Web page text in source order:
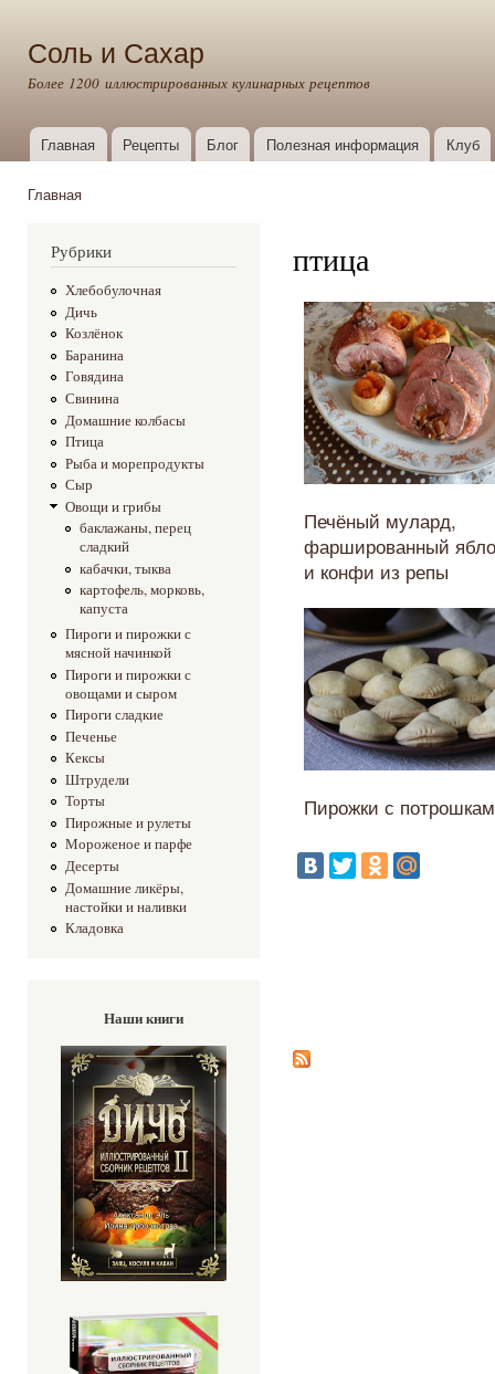
Соль и Сахар
Более 1200 иллюстрированных кулинарных рецептов
Главное меню
Главная Рецепты Блог Полезная информация Клуб
Главная
Рубрики
Хлебобулочная
Дичь
Козлёнок
Баранина
Говядина
Свинина
Домашние колбасы
Птица
Рыба и морепродукты
Сыр
Овощи и грибы
баклажаны, перец
сладкий
кабачки, тыква
картофель, морковь,
капуста
Пироги и пирожки с
мясной начинкой
Пироги и пирожки с
овощами и сыром
Пироги сладкие
Печенье
Кексы
Штрудели
Торты
Пирожные и рулеты
Мороженое и парфе
Десерты
Домашние ликёры,
настойки и наливки
Кладовка
Наши книги
птица
Печёный мулард,
фаршированный
и конфи из репы
Пирожки с